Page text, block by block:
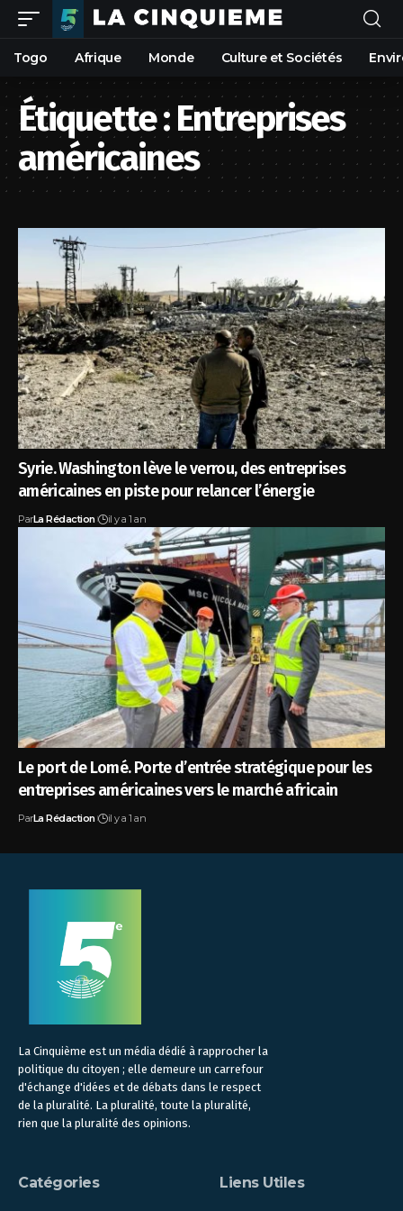
Togo Afrique Monde Culture et Sociétés
Étiquette :Entreprises
américaines
Syrie. Washington lève le verrou, des entreprises
américaines en piste pour relancer l’énergie
ParLa Rédaction il y a 1 an
Le port de Lomé. Porte d’entrée stratégique pour les
entreprises américaines vers le marché africain
ParLa Rédaction il y a 1 an
La Cinquième est un média dédié à rapprocher la
politique du citoyen ; elle demeure un carrefour
d'échange d'idées et de débats dans le respect
de la pluralité. La pluralité, toute la pluralité,
rien que la pluralité des opinions.
Catégories Liens Utiles